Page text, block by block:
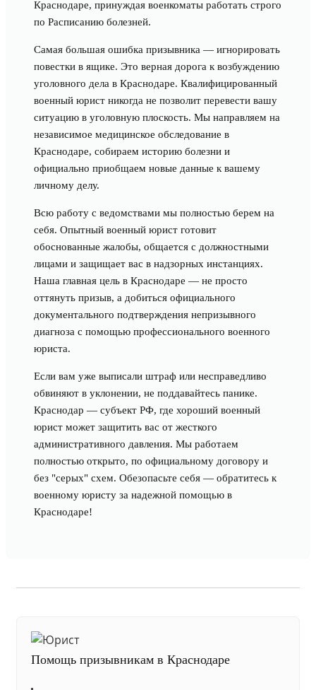
Краснодаре, принуждая военкоматы работать строго
по Расписанию болезней.
Самая большая ошибка призывника — игнорировать
повестки в ящике. Это верная дорога к возбуждению
уголовного дела в Краснодаре. Квалифицированный
военный юрист никогда не позволит перевести вашу
ситуацию в уголовную плоскость. Мы направляем на
независимое медицинское обследование в
Краснодаре, собираем историю болезни и
официально приобщаем новые данные к вашему
личному делу.
Всю работу с ведомствами мы полностью берем на
себя. Опытный военный юрист готовит
обоснованные жалобы, общается с должностными
лицами и защищает вас в надзорных инстанциях.
Наша главная цель в Краснодаре — не просто
оттянуть призыв, а добиться официального
документального подтверждения непризывного
диагноза с помощью профессионального военного
юриста.
Если вам уже выписали штраф или несправедливо
обвиняют в уклонении, не поддавайтесь панике.
Краснодар — субъект РФ, где хороший военный
юрист может защитить вас от жесткого
административного давления. Мы работаем
полностью открыто, по официальному договору и
без "серых" схем. Обезопасьте себя — обратитесь к
военному юристу за надежной помощью в
Краснодаре!
Помощь призывникам в Краснодаре